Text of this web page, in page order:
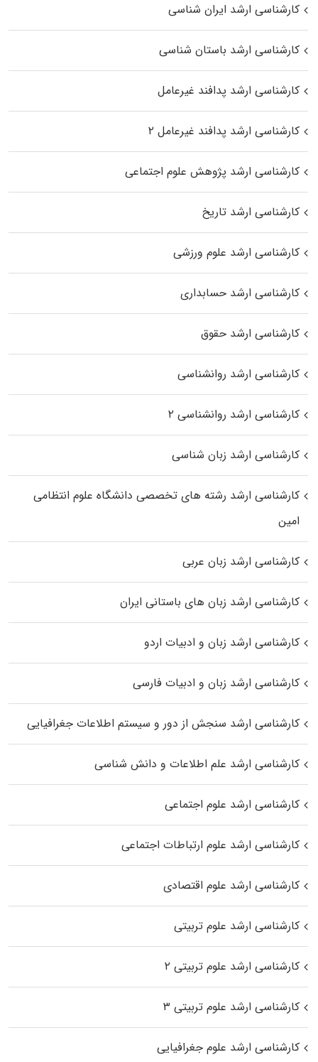
کارشناسی ارشد ایران شناسی
کارشناسی ارشد باستان شناسی
کارشناسی ارشد پدافند غیرعامل
کارشناسی ارشد پدافند غیرعامل ۲
کارشناسی ارشد پژوهش علوم اجتماعی
کارشناسی ارشد تاریخ
کارشناسی ارشد علوم ورزشی
کارشناسی ارشد حسابداری
کارشناسی ارشد حقوق
کارشناسی ارشد روانشناسی
کارشناسی ارشد روانشناسی ۲
کارشناسی ارشد زبان شناسی
کارشناسی ارشد رﺷﺘﻪ ﻫﺎی تخصصی داﻧﺸﮕﺎه ﻋﻠﻮم انتظامی
اﻣﻴﻦ
کارشناسی ارشد زبان عربی
کارشناسی ارشد زبان‌ های باستانی ایران
کارشناسی ارشد زبان و ادبیات اردو
کارشناسی ارشد زبان و ادبیات فارسی
کارشناسی ارشد سنجش از دور و سیستم اطلاعات جغرافیایی
کارشناسی ارشد علم اطلاعات و دانش شناسی
کارشناسی ارشد علوم اجتماعی
کارشناسی ارشد علوم ارتباطات اجتماعی
کارشناسی ارشد علوم اقتصادی
کارشناسی ارشد علوم تربیتی
کارشناسی ارشد علوم تربیتی ۲
کارشناسی ارشد علوم تربیتی ۳
کارشناسی ارشد علوم جغرافیایی